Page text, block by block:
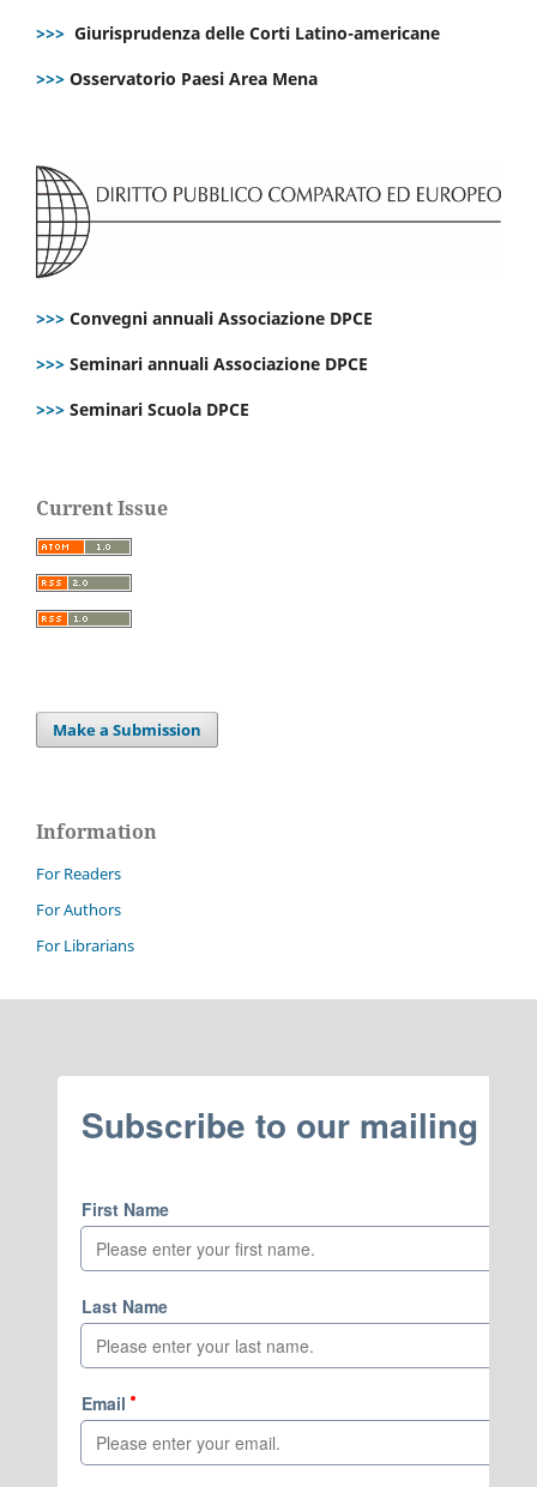
>>> Giurisprudenza delle Corti Latino-americane
>>> Osservatorio Paesi Area Mena
>>> Convegni annuali Associazione DPCE
>>> Seminari annuali Associazione DPCE
>>> Seminari Scuola DPCE
Current Issue
Make a Submission
Information
For Readers
For Authors
For Librarians